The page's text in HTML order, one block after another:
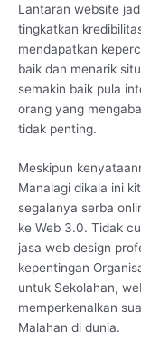
Lantaran website
tingkatkan
mendapatkan
baik dan menarik
semakin baik pula
orang yang
tidak penting.
Meskipun
Manalagi dikala ini
segalanya serba
ke Web 3.0. Tidak
jasa web design
kepentingan
untuk Sekolahan,
memperkenalkan
Malahan di dunia.